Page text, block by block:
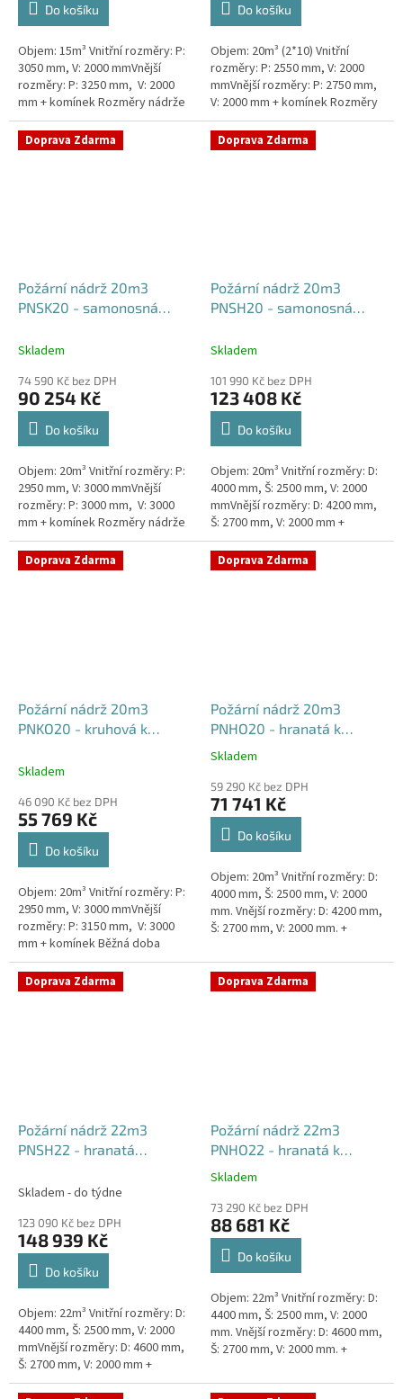
Do košíku
Objem: 15m³ Vnitřní rozměry: P:
3050 mm, V: 2000 mmVnější
rozměry: P: 3250 mm, V: 2000
mm + komínek Rozměry nádrže
možno jakkoliv upravit -
vyrobíme nádrž na míru!Nádrž...
Do košíku
Objem: 20m³ (2*10) Vnitřní
rozměry: P: 2550 mm, V: 2000
mmVnější rozměry: P: 2750 mm,
V: 2000 mm + komínek Rozměry
nádrže možno jakkoliv upravit -
vyrobíme nádrž na...
Doprava Zdarma
Požární nádrž 20m3
PNSK20 - samonosná
Skladem
74 590 Kč bez DPH
90 254 Kč
Do košíku
Objem: 20m³ Vnitřní rozměry: P:
2950 mm, V: 3000 mmVnější
rozměry: P: 3000 mm, V: 3000
mm + komínek Rozměry nádrže
možno jakkoliv upravit -
vyrobíme nádrž na míru!Nádrž...
Doprava Zdarma
Požární nádrž 20m3
PNSH20 - samonosná
Skladem
101 990 Kč bez DPH
123 408 Kč
Do košíku
Objem: 20m³ Vnitřní rozměry: D:
4000 mm, Š: 2500 mm, V: 2000
mmVnější rozměry: D: 4200 mm,
Š: 2700 mm, V: 2000 mm +
komínek Běžná doba dodání 2-3
týdny od objednávky. Rozměry...
Doprava Zdarma
Požární nádrž 20m3
PNKO20 - kruhová k
Skladem
46 090 Kč bez DPH
55 769 Kč
Do košíku
Objem: 20m³ Vnitřní rozměry: P:
2950 mm, V: 3000 mmVnější
rozměry: P: 3150 mm, V: 3000
mm + komínek Běžná doba
dodání 2-3 týdny od objednávky.
Rozměry nádrže možno...
Doprava Zdarma
Požární nádrž 20m3
PNHO20 - hranatá k
obetonování
Průměrné
produktu
je
5,0
hvězdiček.
Skladem
59 290 Kč bez DPH
71 741 Kč
Do košíku
Objem: 20m³ Vnitřní rozměry: D:
4000 mm, Š: 2500 mm, V: 2000
mm. Vnější rozměry: D: 4200 mm,
Š: 2700 mm, V: 2000 mm. +
týdny od objednávky....
Doprava Zdarma
Požární nádrž 22m3
PNSH22 - hranatá
Skladem - do týdne
123 090 Kč bez DPH
148 939 Kč
Do košíku
Objem: 22m³ Vnitřní rozměry: D:
4400 mm, Š: 2500 mm, V: 2000
mmVnější rozměry: D: 4600 mm,
Š: 2700 mm, V: 2000 mm +
komínek Běžná doba dodání 2-3
Doprava Zdarma
Požární nádrž 22m3
PNHO22 - hranatá k
obetonování
Průměrné
produktu
je
5,0
hvězdiček.
Skladem
73 290 Kč bez DPH
88 681 Kč
Do košíku
Objem: 22m³ Vnitřní rozměry: D:
4400 mm, Š: 2500 mm, V: 2000
mm. Vnější rozměry: D: 4600 mm,
Š: 2700 mm, V: 2000 mm. +
týdny od objednávky....